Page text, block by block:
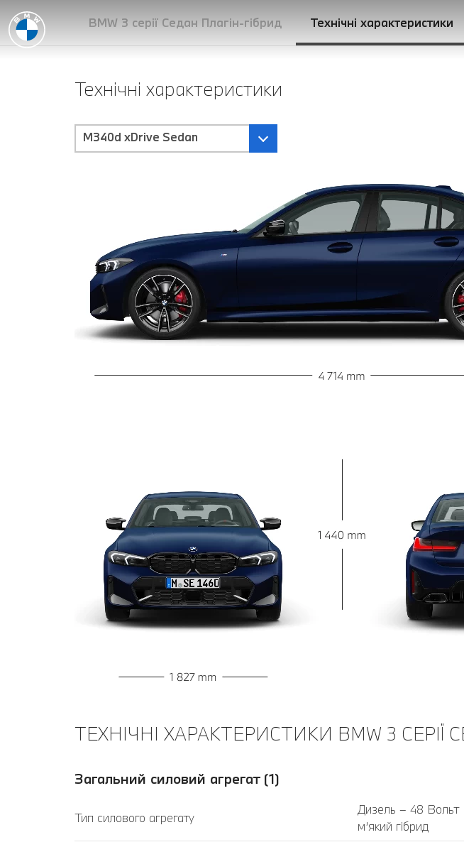
BMW 3 серії Седан Плагін-гібрид Технічні характеристики
Технічні характеристики
M340d xDrive Sedan
ТЕХНІЧНІ ХАРАКТЕРИСТИКИ BMW 3 СЕРІЇ
Загальний силовий агрегат (1)
Тип силового агрегату
Дизель – 48 Вольт
м’який гібрид